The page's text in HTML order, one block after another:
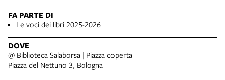
FA PARTE DI
Le voci dei libri 2025-2026
DOVE
@ Biblioteca Salaborsa | Piazza coperta
Piazza del Nettuno 3, Bologna